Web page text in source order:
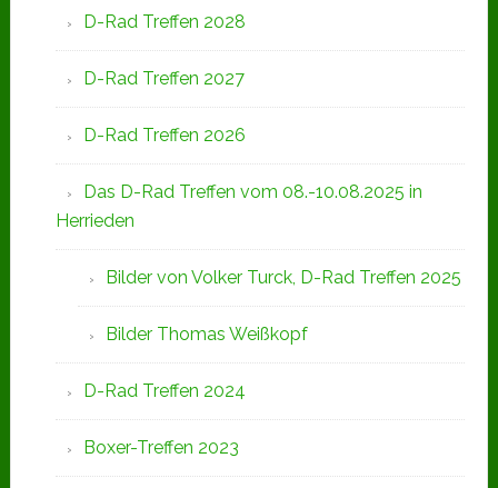
D-Rad Treffen 2028
D-Rad Treffen 2027
D-Rad Treffen 2026
Das D-Rad Treffen vom 08.-10.08.2025 in
Herrieden
Bilder von Volker Turck, D-Rad Treffen 2025
Bilder Thomas Weißkopf
D-Rad Treffen 2024
Boxer-Treffen 2023